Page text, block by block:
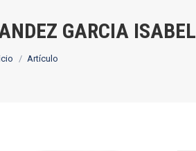
GARCIA ISABEL
aquí:
Artículo